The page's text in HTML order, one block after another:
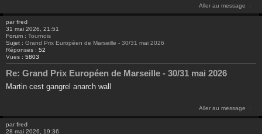
Aller au message
par fred
31 mai 2026, 21:51
Forum : Tournois
Sujet : Grand Prix Européen de Marseille - 30/31 mai 2026
Réponses : 52
Vues : 5803
Re: Grand Prix Européen de Marseille - 30/31 mai 2026
Martin cest gangrel anarch wall
Aller au message
par fred
28 mai 2026, 19:36